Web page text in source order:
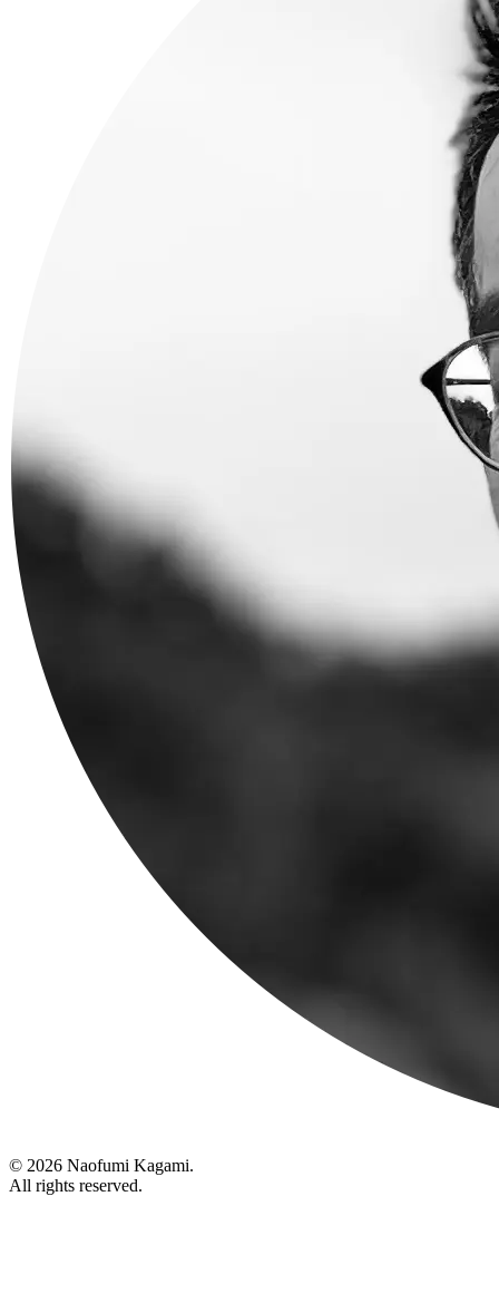
© 2026 Naofumi Kagami.
All rights reserved.